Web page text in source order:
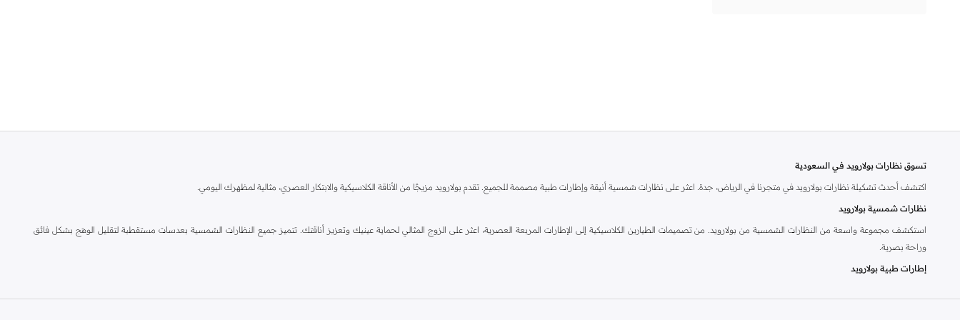
تسوق نظارات بولارويد في السعودية
اكتشف أحدث تشكيلة نظارات بولارويد في متجرنا في الرياض، جدة. اعثر على نظارات شمسية أنيقة وإطارات طبية مصممة للجميع. تقدم بولارويد مزيجًا من الأناقة الكلاسيكية والابتكار العصري، مثالية لمظهرك اليومي.
نظارات شمسية بولارويد
استكشف مجموعة واسعة من النظارات الشمسية من بولارويد. من تصميمات الطيارين الكلاسيكية إلى الإطارات المربعة العصرية، اعثر على الزوج المثالي لحماية عينيك وتعزيز أناقتك. تتميز جميع النظارات الشمسية بعدسات مستقطبة لتقليل الوهج بشكل فائق
وراحة بصرية.
إطارات طبية بولارويد